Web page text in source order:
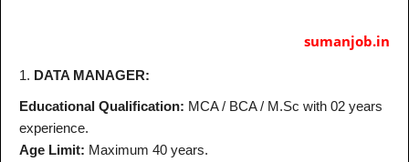
sumanjob.in
1. DATA MANAGER:
Educational Qualification: MCA / BCA / M.Sc with 02 years
experience.
Age Limit: Maximum 40 years.